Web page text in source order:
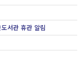
서관 휴관 알림